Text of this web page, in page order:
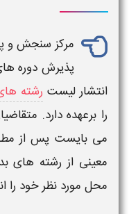
مرکز سنجش و
پذیرش دوره
انتشارلیست رشته
را برعهده دارد.
می بایست پس از
معینی از رشته های
محل مورد نظر خود را